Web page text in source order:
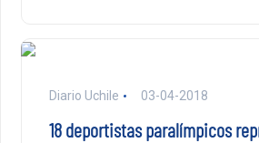
Diario Uchile 03-04-2018
18 deportistas paralímpicos